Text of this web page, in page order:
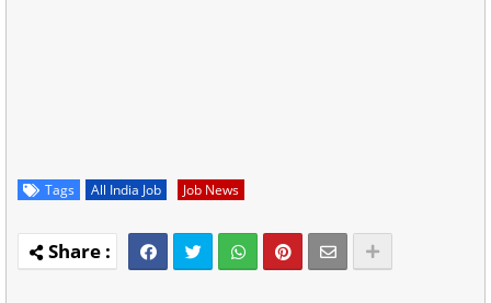
Tags All India Job Job News